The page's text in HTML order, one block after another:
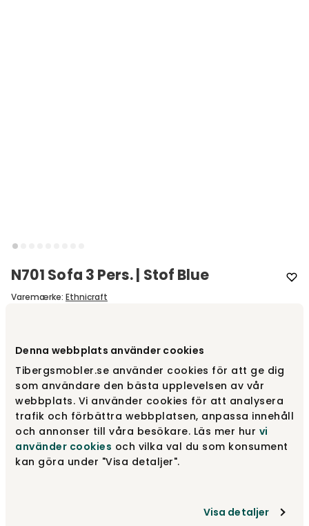
Denna webbplats använder cookies
Tibergsmobler.se använder cookies för att ge dig
som användare den bästa upplevelsen av vår
webbplats. Vi använder cookies för att analysera
trafik och förbättra webbplatsen, anpassa innehåll
och annonser till våra besökare. Läs mer hur vi
använder cookies och vilka val du som konsument
kan göra under "Visa detaljer".
Visa detaljer
N701 Sofa 3 Pers. | Stof Blue
Varemærke: Ethnicraft
Stof | Blue 18 670 kr
Stof | Beige 18 670 kr